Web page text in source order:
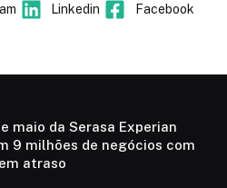
Linkedin Facebook
maio da Serasa Experian
9 milhões de negócios com
atraso